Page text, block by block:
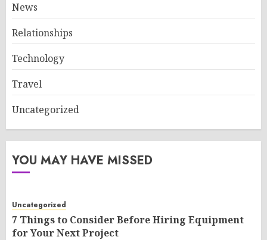
News
Relationships
Technology
Travel
Uncategorized
YOU MAY HAVE MISSED
Uncategorized
7 Things to Consider Before Hiring Equipment
for Your Next Project